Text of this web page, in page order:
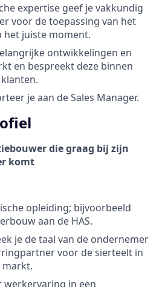
expertise geef je vakkundig
voor de toepassing van het
juiste moment.
ontwikkelingen en
en bespreekt deze binnen
je aan de Sales Manager.
die graag bij zijn
komt
opleiding; bijvoorbeeld
aan de HAS.
je de taal van de ondernemer
voor de sierteelt in
markt.
werkervaring in een